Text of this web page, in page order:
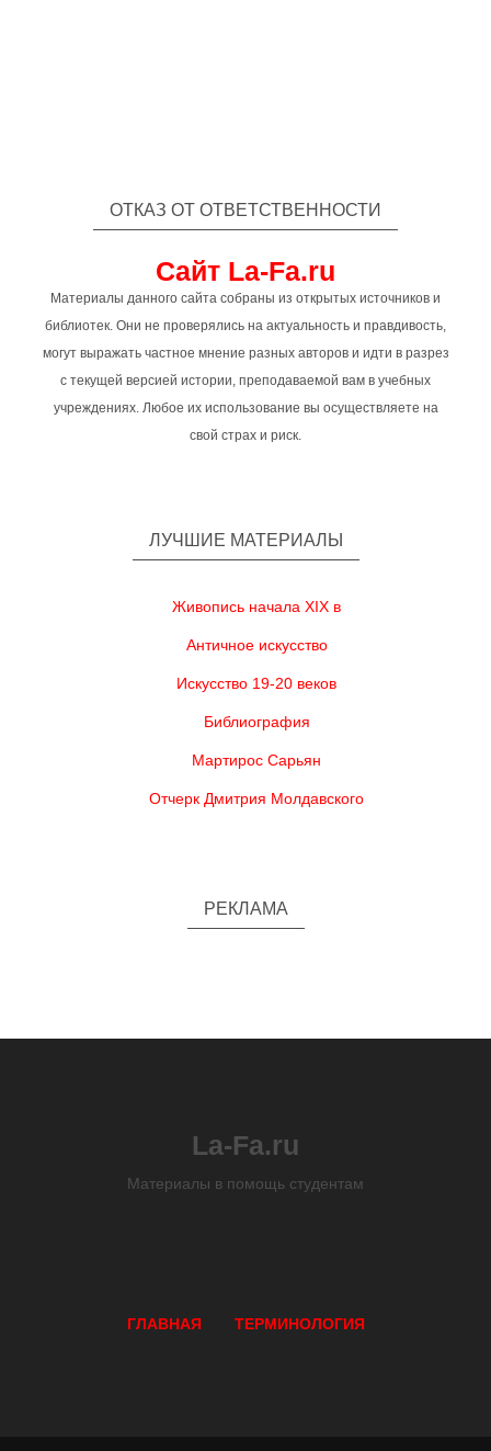
ОТКАЗ ОТ ОТВЕТСТВЕННОСТИ
Сайт La-Fa.ru
Материалы данного сайта собраны из открытых источников и
библиотек. Они не проверялись на актуальность и правдивость,
могут выражать частное мнение разных авторов и идти в разрез
с текущей версией истории, преподаваемой вам в учебных
учреждениях. Любое их использование вы осуществляете на
свой страх и риск.
ЛУЧШИЕ МАТЕРИАЛЫ
Живопись начала XIX в
Античное искусство
Искусство 19-20 веков
Библиография
Мартирос Сарьян
Отчерк Дмитрия Молдавского
РЕКЛАМА
La-Fa.ru
Материалы в помощь студентам
ГЛАВНАЯ ТЕРМИНОЛОГИЯ